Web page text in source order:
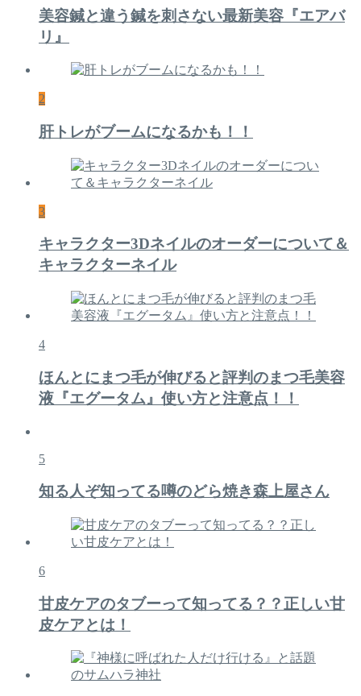
美容鍼と違う鍼を刺さない最新美容『エアバ
リ』
2
肝トレがブームになるかも！！
3
キャラクター3Dネイルのオーダーについて＆
キャラクターネイル
4
ほんとにまつ毛が伸びると評判のまつ毛美容
液『エグータム』使い方と注意点！！
5
知る人ぞ知ってる噂のどら焼き森上屋さん
6
甘皮ケアのタブーって知ってる？？正しい甘
皮ケアとは！